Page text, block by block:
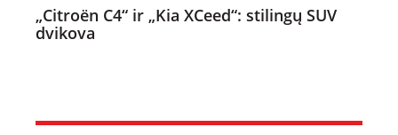
„Citroën C4“ ir „Kia XCeed“: stilingų SUV
dvikova